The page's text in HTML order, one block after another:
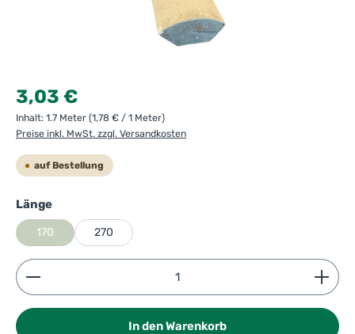
Regulärer Preis:
3,03 €
Inhalt: 1.7 Meter (1,78 € / 1 Meter)
Preise inkl. MwSt. zzgl. Versandkosten
auf Bestellung
Längeauswählen
170 270
Produkt Anzahl: Gib den gewünschten Wert ein
In den Warenkorb